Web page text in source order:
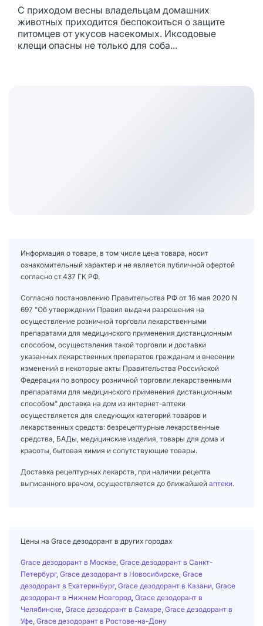
С приходом весны владельцам домашних
животных приходится беспокоиться о защите
питомцев от укусов насекомых. Иксодовые
клещи опасны не только для соба...
Информация о товаре, в том числе цена товара, носит
ознакомительный характер и не является публичной офертой
согласно ст.437 ГК РФ.
Согласно постановлению Правительства РФ от 16 мая 2020 N
697 "Об утверждении Правил выдачи разрешения на
осуществление розничной торговли лекарственными
препаратами для медицинского применения дистанционным
способом, осуществления такой торговли и доставки
указанных лекарственных препаратов гражданам и внесении
изменений в некоторые акты Правительства Российской
Федерации по вопросу розничной торговли лекарственными
препаратами для медицинского применения дистанционным
способом" доставка на дом из интернет-аптеки
осуществляется для следующих категорий товаров и
лекарственных средств: безрецептурные лекарственные
средства, БАДы, медицинские изделия, товары для дома и
красоты, бытовая химия и сопутствующие товары.
Доставка рецептурных лекарств, при наличии рецепта
выписанного врачом, осуществляется до ближайшей аптеки.
Цены на Grace дезодорант в других городах
Grace дезодорант в Москве Grace дезодорант в Санкт-
Петербург, Grace дезодорант в Новосибирске Grace
дезодорант в Екатеринбург, Grace дезодорант в Казани Grace
дезодорант в Нижнем Новгород Grace дезодорант в
Челябинске Grace дезодорант в Самаре Grace дезодорант в
Уфе Grace дезодорант в Ростове-на-Дону